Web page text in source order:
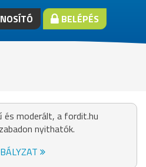
BELÉPÉS
és moderált, a fordit.hu
nyithatók.